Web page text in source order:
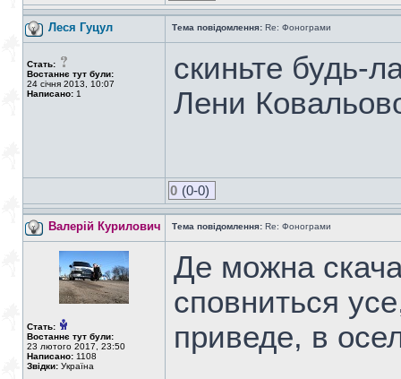
Леся Гуцул Тема повідомлення: Re: Фонограми
Стать:
Востаннє тут були:
24 січня 2013, 10:07
Написано: 1
скиньте будь-
Лени
0 (0-0)
Валерій Курилович Тема повідомлення: Re: Фонограми
Стать:
Востаннє тут були:
23 лютого 2017, 23:50
Написано: 1108
Звідки: Україна
Де можна
сповниться
приведе, в